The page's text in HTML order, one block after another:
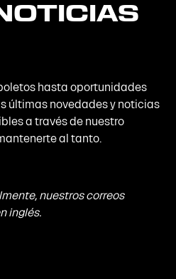
hasta oportunidades
últimas novedades y noticias
a través de nuestro
al tanto.
nuestros correos
inglés.